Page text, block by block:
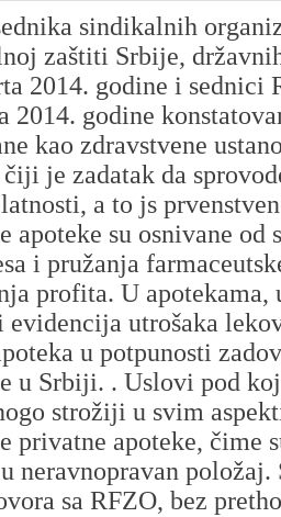
sindikalnih
zaštiti Srbije,
2014. godine i sednici
2014. godine
kao zdravstvene
je zadatak da
a to js
apoteke su osnivane od
i pružanja
profita. U
evidencija utrošaka
u potpunosti
u Srbiji. . Uslovi pod
strožiji u svim
privatne apoteke, čime
neravnopravan
sa RFZO, bez